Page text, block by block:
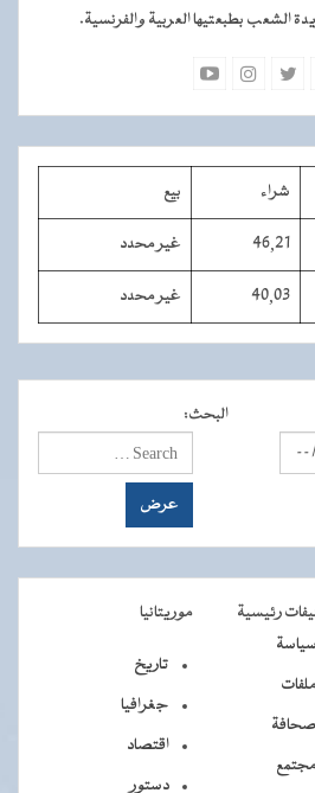
الشعب بطبعتيها العربية والفرنسية.
شراء بيع
46,21 غير محدد
40,03 غير محدد
البحث:
رئيسية
موريتانيا
سياسة
صحافة
تاريخ
جغرافيا
اقتصاد
دستور